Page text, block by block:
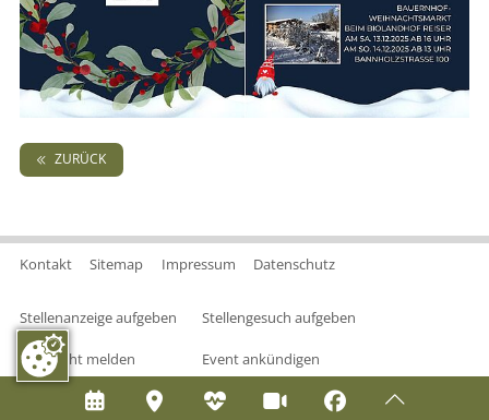
ZURÜCK
Kontakt Sitemap Impressum Datenschutz
Stellenanzeige aufgeben Stellengesuch aufgeben
Nachricht melden Event ankündigen
     